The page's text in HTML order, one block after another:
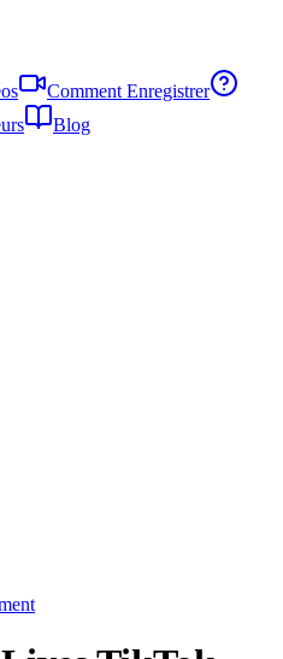
Comment Enregistrer
Blog